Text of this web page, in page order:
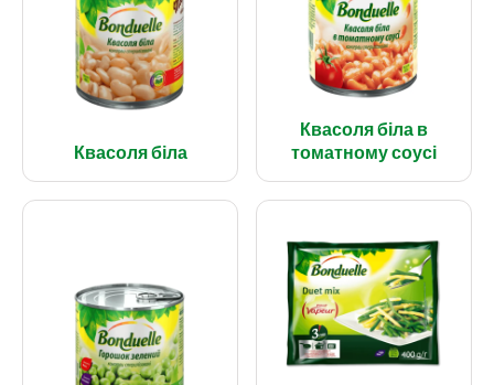
Квасоля біла
Квасоля біла в
томатному соусі